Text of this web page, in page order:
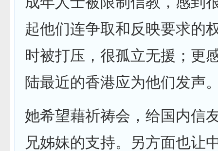
起他们连争取和反映要求的
时被打压，很孤立无援；更
陆最近的香港应为他们发声
她希望藉祈祷会，给国内信
兄姊妹的支持。另方面也让